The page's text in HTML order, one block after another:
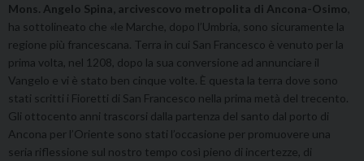
Mons. Angelo Spina, arcivescovo metropolita di Ancona-Osimo
ha sottolineato che «le Marche, dopo l’Umbria, sono sicuramente la
regione più francescana. Terra in cui San Francesco è venuto per la
prima volta, nel 1208, dopo la sua conversione ad annunciare il
Vangelo e vi è stato ben cinque volte. È questa la terra dove sono
stati scritti i Fioretti di San Francesco nella prima metà del trecento.
Gli ottocento anni trascorsi dalla partenza del santo dal porto di
Ancona per l’Oriente sono stati l’occasione per promuovere una
seria riflessione sul nostro tempo così pieno di incertezze, di